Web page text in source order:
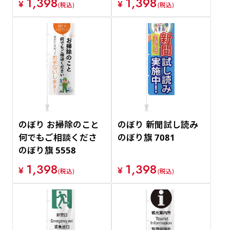
¥
(税込)
¥
(税込)
のぼり お掃除のこと
何でもご相談くださ
のぼり旗 5558
¥ 1,398(税込)
のぼり 新聞試し読み
のぼり旗 7081
¥ 1,398(税込)